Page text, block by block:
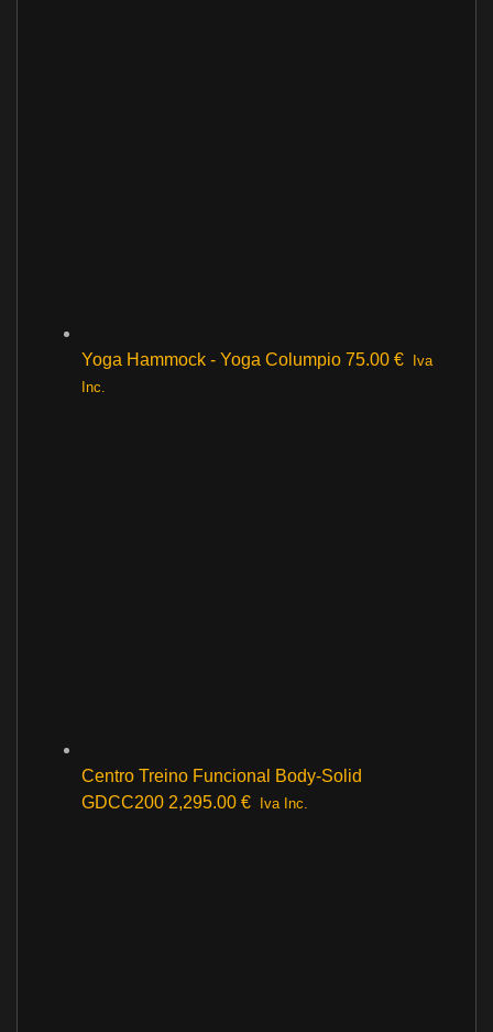
Yoga Hammock - Yoga Columpio 75.00 € Iva
Inc.
Centro Treino Funcional Body-Solid
GDCC200 2,295.00 € Iva Inc.